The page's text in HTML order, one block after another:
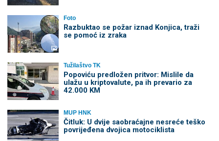
Foto
Razbuktao se požar iznad Konjica, traži
se pomoć iz zraka
Tužilaštvo TK
Popoviću predložen pritvor: Mislile da
ulažu u kriptovalute, pa ih prevario za
42.000 KM
MUP HNK
Čitluk: U dvije saobraćajne nesreće teško
povrijeđena dvojica motociklista